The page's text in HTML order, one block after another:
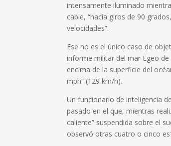
intensamente iluminado
cable, “hacía giros de 90
velocidades”.
Ese no es el único caso de
informe militar del mar Egeo
encima de la superficie del
mph” (129 km/h).
Un funcionario de inteligencia
pasado en el que, mientras
caliente” suspendida sobre el
observó otras cuatro o cinco